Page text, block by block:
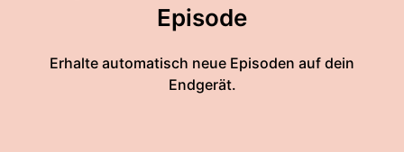
Episode
Erhalte automatisch neue Episoden auf dein
Endgerät.